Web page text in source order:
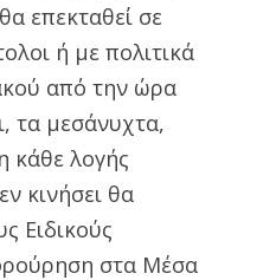
επεκταθεί σε
ή με πολιτικά
από την ώρα
τα μεσάνυχτα,
κάθε λογής
κινήσει θα
Ειδικούς
στα Μέσα